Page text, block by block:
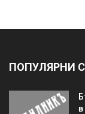
ПОПУЛЯРНИ